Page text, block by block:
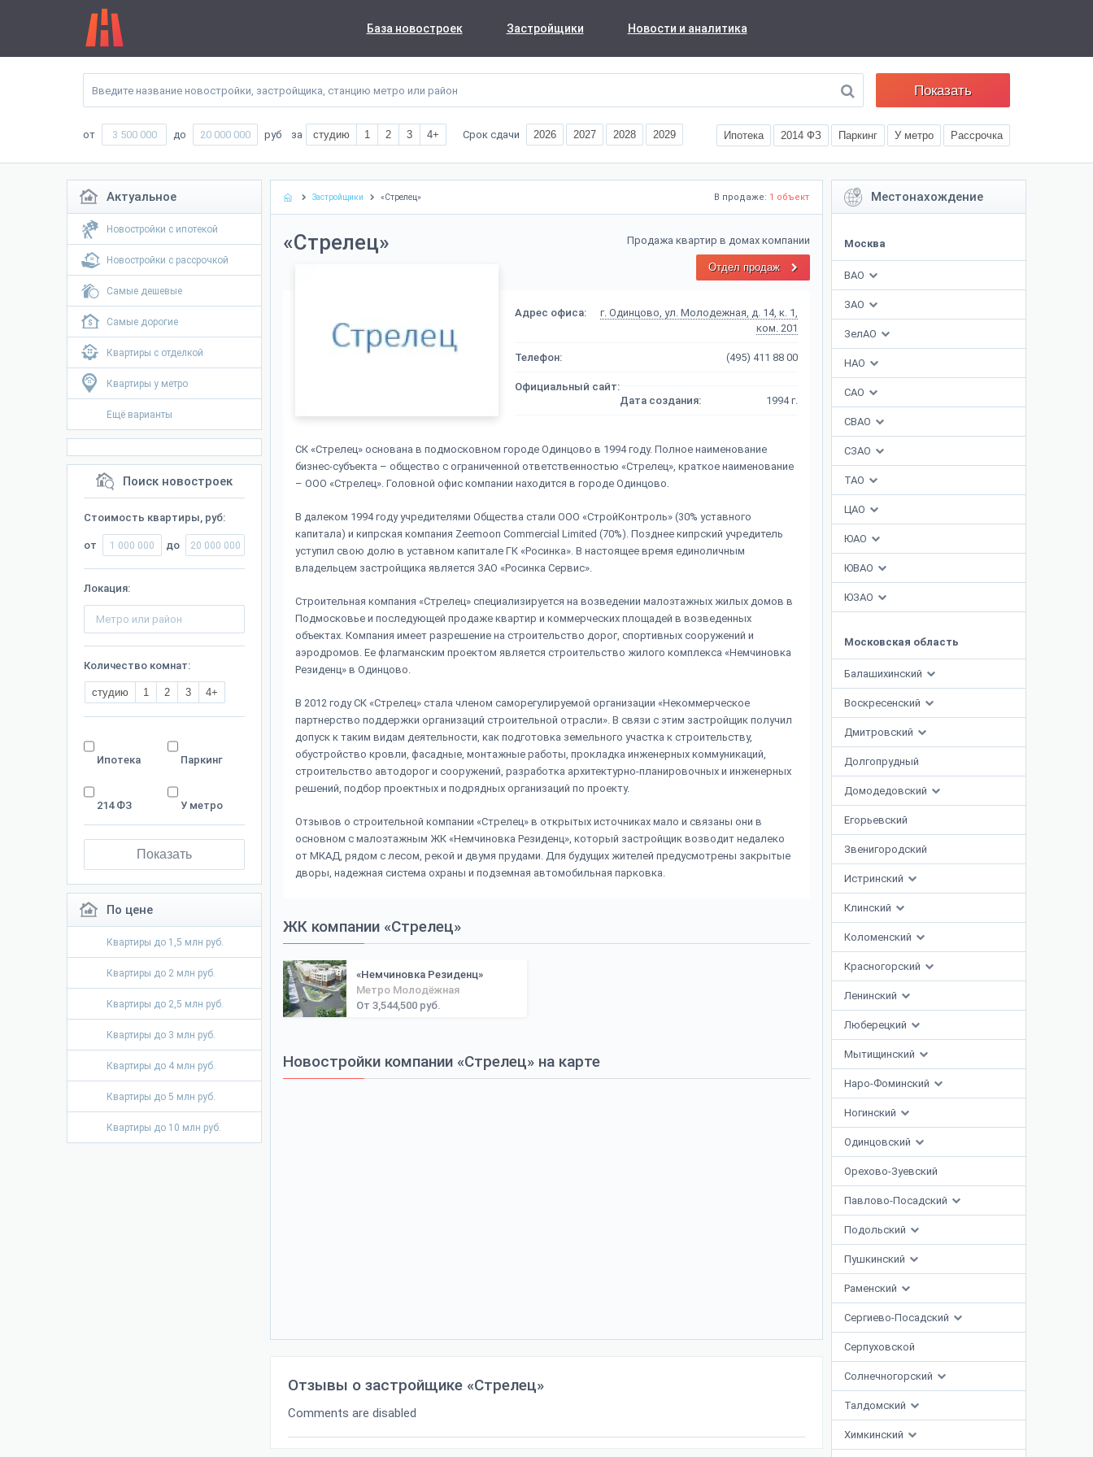
База новостроек Застройщики Новости и аналитика
Показать
от до руб за студию 1 2 3 4+ Срок сдачи 2026 2027 2028 2029 Ипотека 2014 ФЗ Паркинг У метро Рассрочка
Актуальное
Новостройки с ипотекой
Новостройки с рассрочкой
Самые дешевые
Самые дорогие
Квартиры с отделкой
Квартиры у метро
Ещё варианты
Поиск новостроек
Стоимость квартиры, руб:
от до
Локация:
Количество комнат:
студию 1 2 3 4+
Ипотека Паркинг
214 ФЗ У метро
Показать
По цене
Квартиры до 1,5 млн руб.
Квартиры до 2 млн руб.
Квартиры до 2,5 млн руб.
Квартиры до 3 млн руб.
Квартиры до 4 млн руб.
Квартиры до 5 млн руб.
Квартиры до 10 млн руб.
Местонахождение
Москва
ВАО
ЗАО
ЗелАО
НАО
САО
СВАО
СЗАО
ТАО
ЦАО
ЮАО
ЮВАО
ЮЗАО
Московская область
Балашихинский
Воскресенский
Дмитровский
Долгопрудный
Домодедовский
Егорьевский
Звенигородский
Истринский
Клинский
Коломенский
Красногорский
Ленинский
Люберецкий
Мытищинский
Наро-Фоминский
Ногинский
Одинцовский
Орехово-Зуевский
Павлово-Посадский
Подольский
Пушкинский
Раменский
Сергиево-Посадский
Серпуховской
Солнечногорский
Талдомский
Химкинский
В продаже: 1 объект
Застройщики «Стрелец»
Продажа квартир в домах компании
Отдел продаж
«Стрелец»
Адрес офиса:
г. Одинцово, ул. Молодежная, д. 14, к. 1,
ком. 201
Телефон: (495) 411 88 00
Официальный сайт:
Дата создания:
1994 г.
СК «Стрелец» основана в подмосковном городе Одинцово в 1994 году. Полное наименование
бизнес-субъекта – общество с ограниченной ответственностью «Стрелец», краткое наименование
– ООО «Стрелец». Головной офис компании находится в городе Одинцово.
В далеком 1994 году учредителями Общества стали ООО «СтройКонтроль» (30% уставного
капитала) и кипрская компания Zeemoon Commercial Limited (70%). Позднее кипрский учредитель
уступил свою долю в уставном капитале ГК «Росинка». В настоящее время единоличным
владельцем застройщика является ЗАО «Росинка Сервис».
Строительная компания «Стрелец» специализируется на возведении малоэтажных жилых домов в
Подмосковье и последующей продаже квартир и коммерческих площадей в возведенных
объектах. Компания имеет разрешение на строительство дорог, спортивных сооружений и
аэродромов. Ее флагманским проектом является строительство жилого комплекса «Немчиновка
Резиденц» в Одинцово.
В 2012 году СК «Стрелец» стала членом саморегулируемой организации «Некоммерческое
партнерство поддержки организаций строительной отрасли». В связи с этим застройщик получил
допуск к таким видам деятельности, как подготовка земельного участка к строительству,
обустройство кровли, фасадные, монтажные работы, прокладка инженерных коммуникаций,
строительство автодорог и сооружений, разработка архитектурно-планировочных и инженерных
решений, подбор проектных и подрядных организаций по проекту.
Отзывов о строительной компании «Стрелец» в открытых источниках мало и связаны они в
основном с малоэтажным ЖК «Немчиновка Резиденц», который застройщик возводит недалеко
от МКАД, рядом с лесом, рекой и двумя прудами. Для будущих жителей предусмотрены закрытые
дворы, надежная система охраны и подземная автомобильная парковка.
ЖК компании «Стрелец»
«Немчиновка Резиденц»
Метро Молодёжная
От 3,544,500 руб.
Новостройки компании «Стрелец» на карте
Отзывы о застройщике «Стрелец»
Comments are disabled